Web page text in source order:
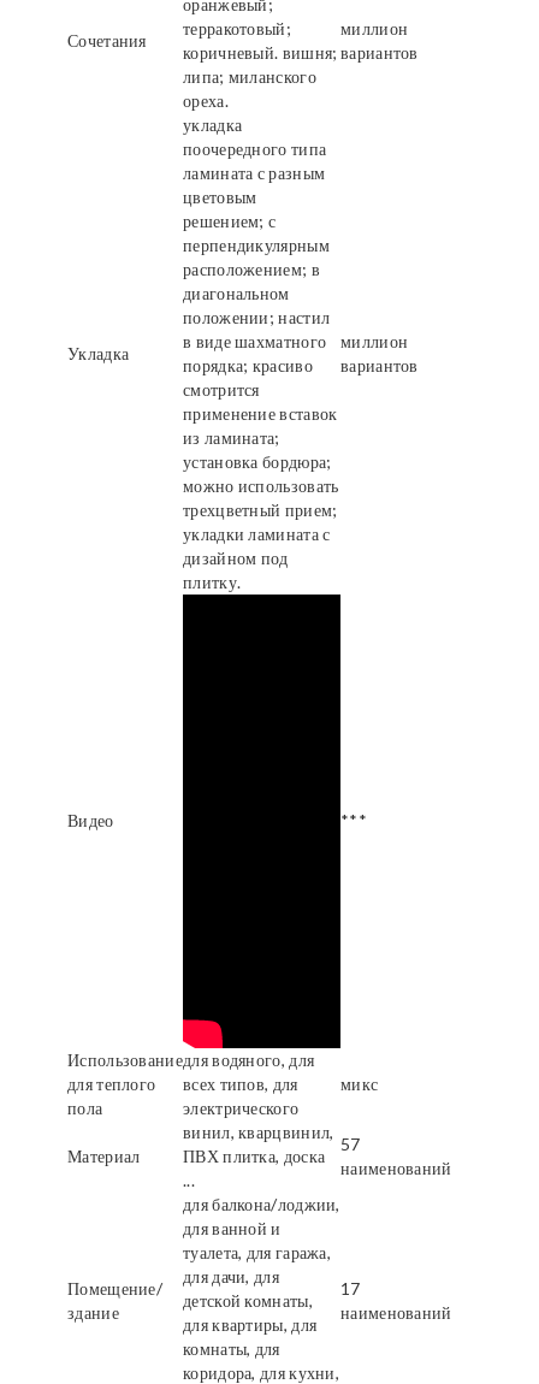
Сочетания
оранжевый;
терракотовый;
коричневый. вишня;
липа; миланского
ореха.
миллион
вариантов
Укладка
укладка
поочередного типа
ламината с разным
цветовым
решением; с
перпендикулярным
расположением; в
диагональном
положении; настил
в виде шахматного
порядка; красиво
смотрится
применение вставок
из ламината;
установка бордюра;
можно использовать
трехцветный прием;
укладки ламината с
дизайном под
плитку.
миллион
вариантов
Видео ***
Использование
для теплого
пола
для водяного, для
всех типов, для
электрического
микс
Материал
винил, кварцвинил,
ПВХ плитка, доска
...
57
наименований
Помещение/
здание
для балкона/лоджии,
для ванной и
туалета, для гаража,
для дачи, для
детской комнаты,
для квартиры, для
комнаты, для
коридора, для кухни,
17
наименований